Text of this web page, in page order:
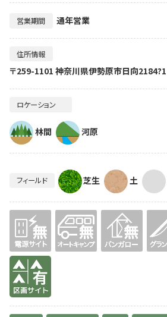
営業期間 通年営業
住所情報
〒259-1101 神奈川県伊勢原市日向2184?1
ロケーション
林間 河原
フィールド 芝生 土
無 無
有り